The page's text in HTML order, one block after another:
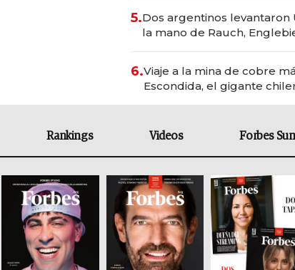
5.Dos argentinos levantaron
la mano de Rauch,
6.Viaje a la mina de cobre
Escondida, el gigante
Rankings Videos Forbes